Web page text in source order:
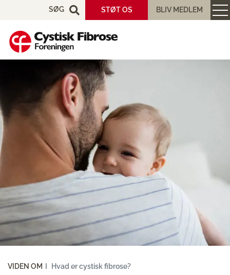
SØG STØT OS BLIV MEDLEM
VIDEN OM Hvad er cystisk fibrose?